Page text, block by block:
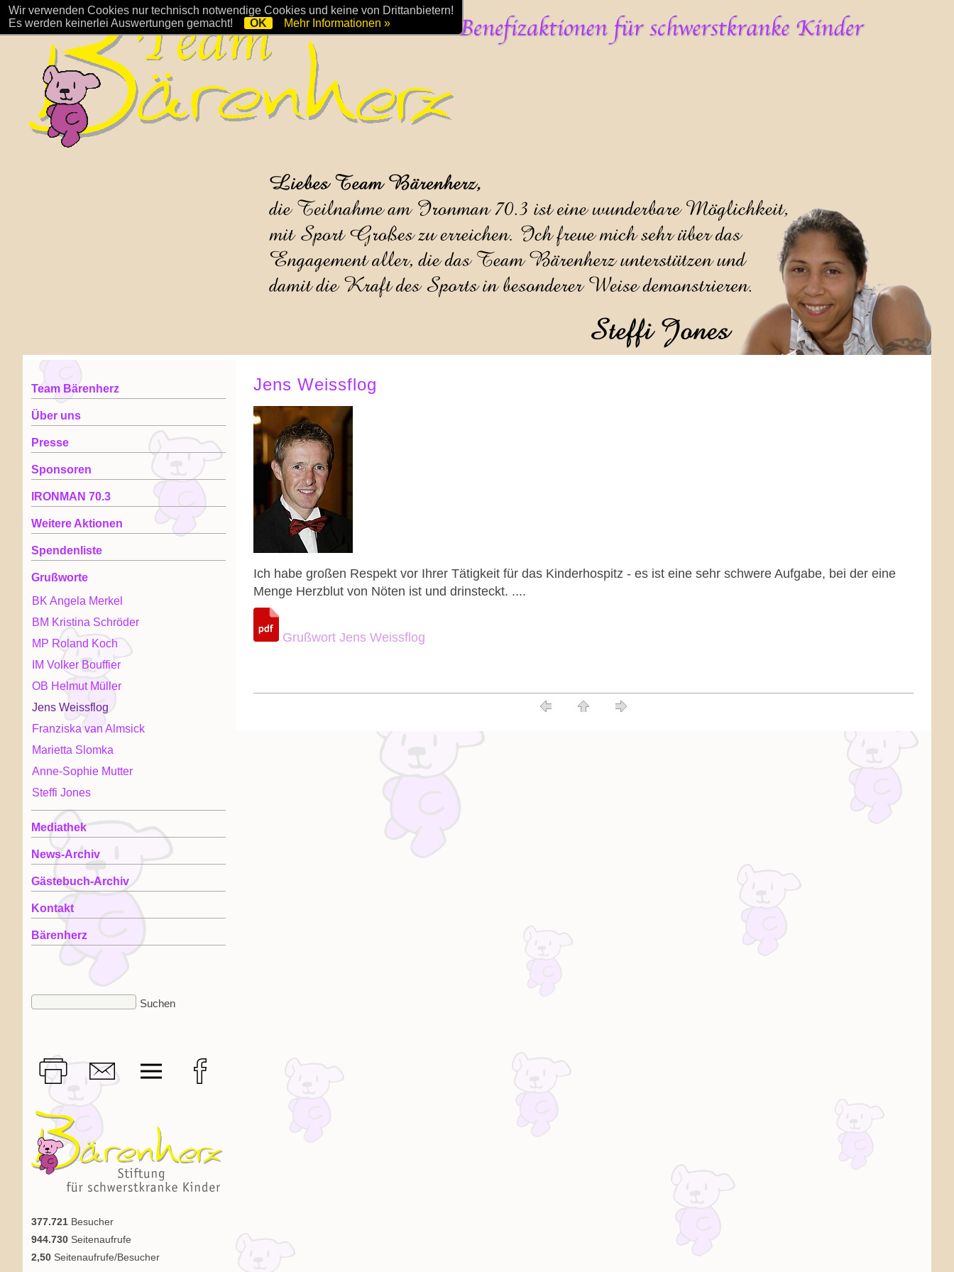
Jens Weissflog
Ich habe großen Respekt vor Ihrer Tätigkeit für das Kinderhospitz - es ist eine sehr schwere Aufgabe, bei der eine
Menge Herzblut von Nöten ist und drinsteckt. ....
Grußwort Jens Weissflog
Team Bärenherz
Über uns
Presse
Sponsoren
IRONMAN 70.3
Weitere Aktionen
Spendenliste
Grußworte
BK Angela Merkel
BM Kristina Schröder
MP Roland Koch
IM Volker Bouffier
OB Helmut Müller
Jens Weissflog
Franziska van Almsick
Marietta Slomka
Anne-Sophie Mutter
Steffi Jones
Mediathek
News-Archiv
Gästebuch-Archiv
Kontakt
Bärenherz
377.721 Besucher
944.730 Seitenaufrufe
2,50 Seitenaufrufe/Besucher
Wir verwenden Cookies nur technisch notwendige Cookies und keine von Drittanbietern!
Es werden keinerlei Auswertungen gemacht!
OK Mehr Informationen »